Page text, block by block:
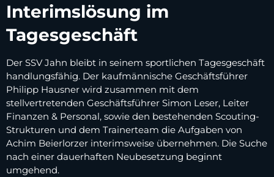
Interimslösung im
Tagesgeschäft
Der SSV Jahn bleibt in seinem sportlichen Tagesgeschäft
handlungsfähig. Der kaufmännische Geschäftsführer
Philipp Hausner wird zusammen mit dem
stellvertretenden Geschäftsführer Simon Leser, Leiter
Finanzen & Personal, sowie den bestehenden Scouting-
Strukturen und dem Trainerteam die Aufgaben von
Achim Beierlorzer interimsweise übernehmen. Die Suche
nach einer dauerhaften Neubesetzung beginnt
umgehend.